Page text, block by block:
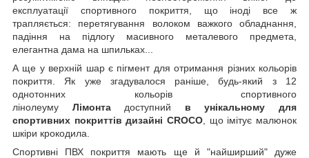
експлуатації спортивного покриття, що іноді все ж
трапляється: перетягування волоком важкого обладнання,
падіння на підлогу масивного металевого предмета,
елегантна дама на шпильках...
А ще у верхній шар є пігмент для отримання різних кольорів
покриття. Як уже згадувалося раніше, будь-який з 12
однотонних кольорів спортивного
лінолеуму Лімонтадоступний в унікальному для
спортивних покриттів дизайні CROCO , що імітує малюнок
шкіри крокодила.
Спортивні ПВХ покриття мають ще й "найширший" дуже